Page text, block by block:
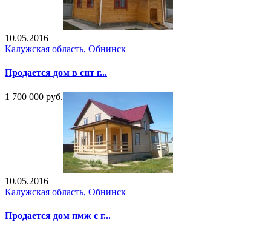
10.05.2016
Калужская область, Обнинск
Продается дом в снт г...
1 700 000 руб.
10.05.2016
Калужская область, Обнинск
Продается дом пмж с г...